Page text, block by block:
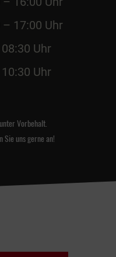
17:00 Uhr
Uhr
Uhr
Vorbehalt.
Sie uns gerne an!